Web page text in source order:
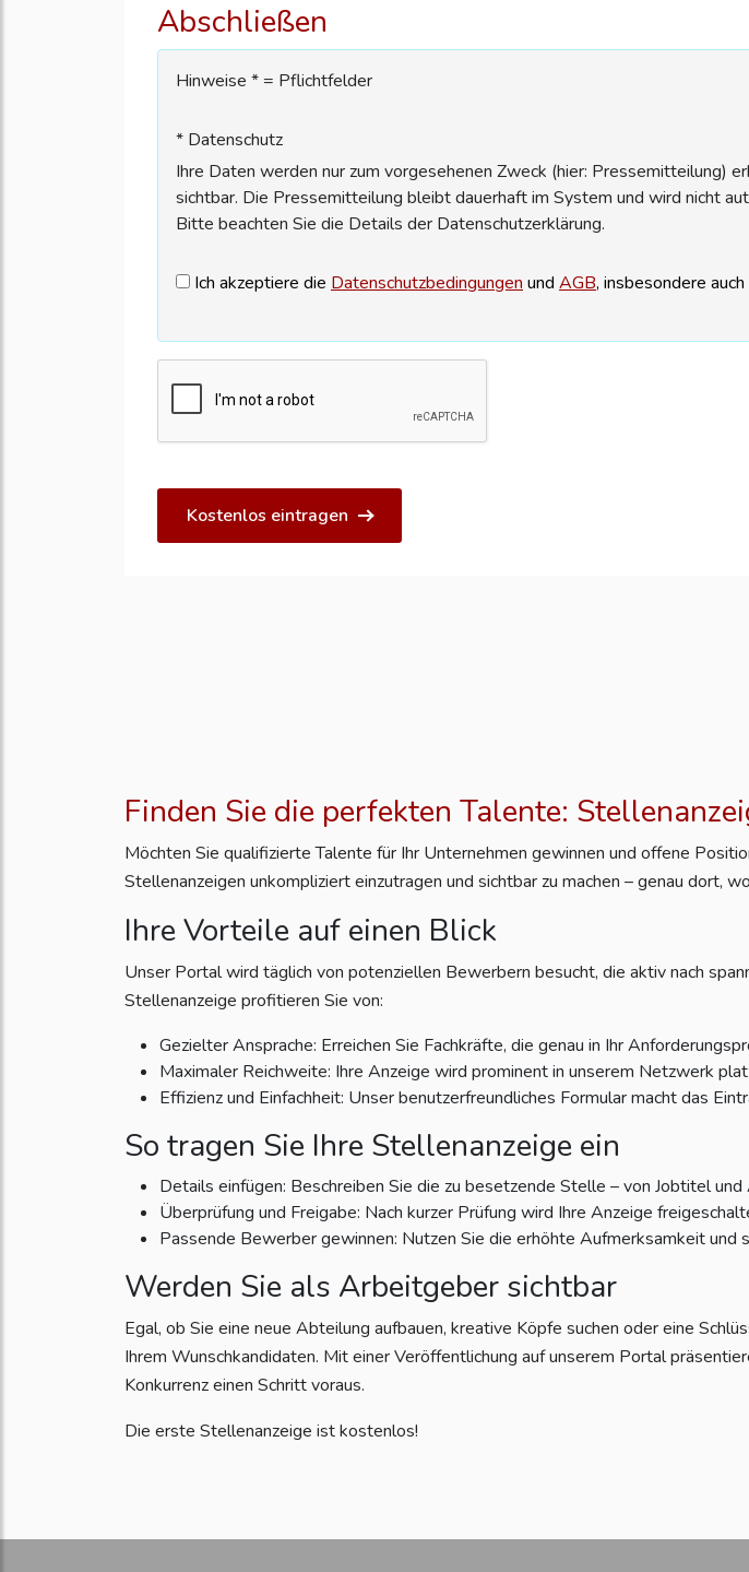
Abschließen
Hinweise * = Pflichtfelder
* Datenschutz
Ihre Daten werden nur zum vorgesehenen Zweck (hier: Pressemitteilung)
sichtbar. Die Pressemitteilung bleibt dauerhaft im System und wird nicht
Bitte beachten Sie die Details der Datenschutzerklärung.
Ich akzeptiere die Datenschutzbedingungen und AGB, insbesondere
Kostenlos eintragen
Finden Sie die perfekten Talente:
Möchten Sie qualifizierte Talente für Ihr Unternehmen gewinnen und offene
Stellenanzeigen unkompliziert einzutragen und sichtbar zu machen – genau dort,
Ihre Vorteile auf einen Blick
Unser Portal wird täglich von potenziellen Bewerbern besucht, die aktiv nach
Stellenanzeige profitieren Sie von:
Gezielter Ansprache: Erreichen Sie Fachkräfte, die genau in Ihr
Maximaler Reichweite: Ihre Anzeige wird prominent in unserem Netzwerk
Effizienz und Einfachheit: Unser benutzerfreundliches Formular macht das
So tragen Sie Ihre Stellenanzeige ein
Details einfügen: Beschreiben Sie die zu besetzende Stelle – von Jobtitel
Überprüfung und Freigabe: Nach kurzer Prüfung wird Ihre Anzeige
Passende Bewerber gewinnen: Nutzen Sie die erhöhte Aufmerksamkeit und
Werden Sie als Arbeitgeber sichtbar
Egal, ob Sie eine neue Abteilung aufbauen, kreative Köpfe suchen oder eine
Ihrem Wunschkandidaten. Mit einer Veröffentlichung auf unserem Portal
Konkurrenz einen Schritt voraus.
Die erste Stellenanzeige ist kostenlos!